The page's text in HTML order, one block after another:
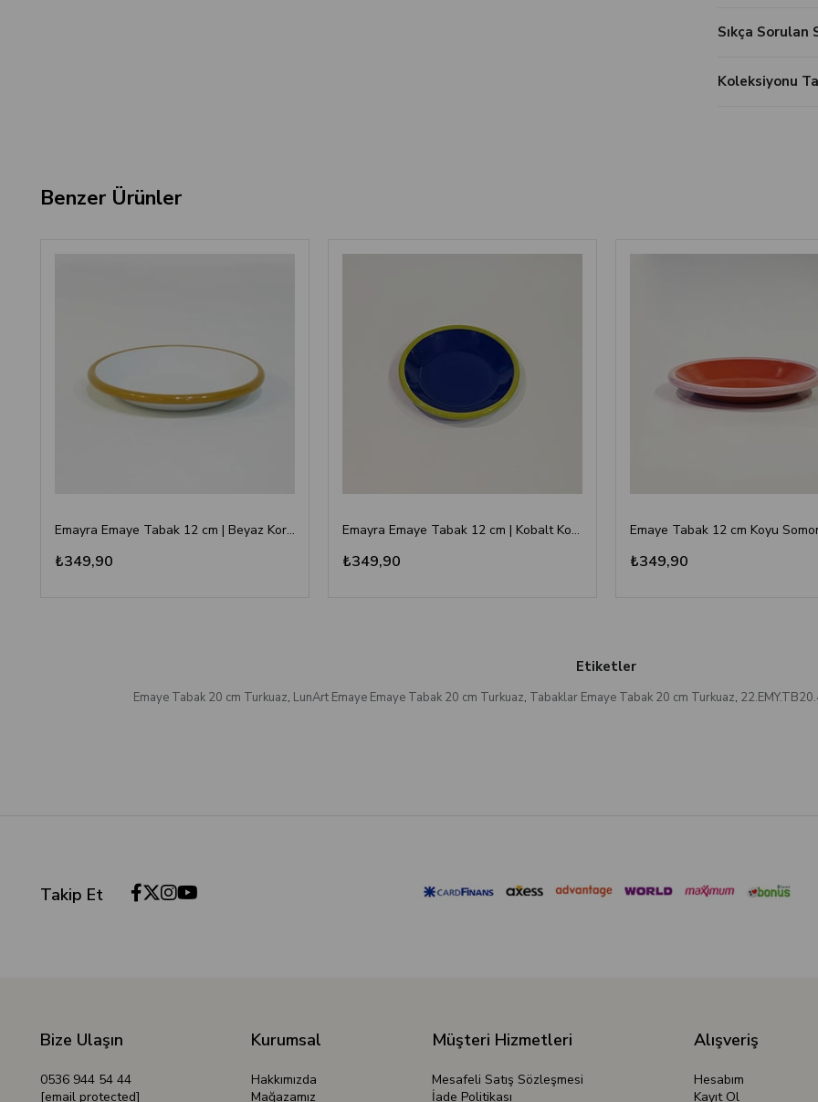
Sıkça Sorulan
Koleksiyonu
Benzer Ürünler
Emayra Emaye Tabak 12 cm | Beyaz Kordon Altın Sarı
₺349,90
Emayra Emaye Tabak 12 cm | Kobalt Kordon Fıstık Yeşil
₺349,90 ₺349,90
Etiketler
Emaye Tabak 20 cm Turkuaz, LunArt Emaye Emaye Tabak 20 cm Turkuaz, Tabaklar Emaye Tabak 20 cm Turkuaz,
Takip Et
Bize Ulaşın
0536 944 54 44
[email protected]
Kurumsal
Hakkımızda
Mağazamız
Müşteri Hizmetleri
Mesafeli Satış Sözleşmesi
İade Politikası
Alışveriş
Hesabım
Kayıt Ol